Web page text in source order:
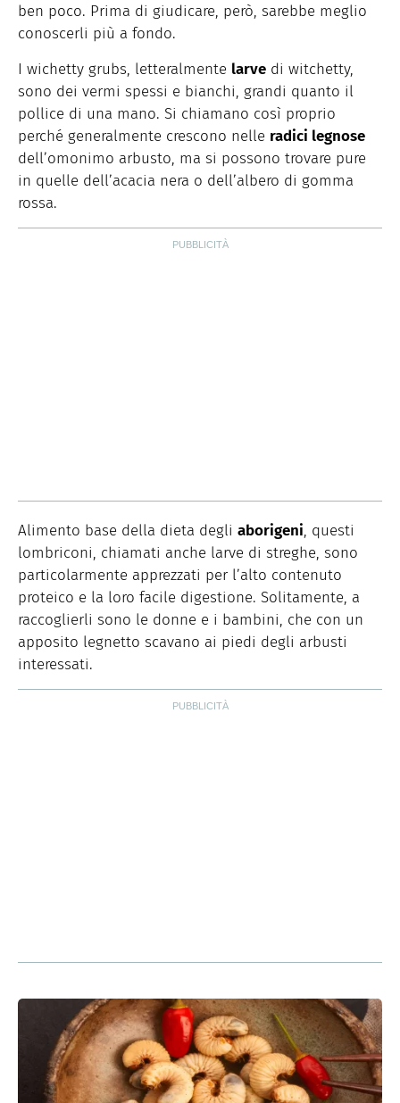
ben poco. Prima di giudicare, però, sarebbe meglio
conoscerli più a fondo.
I wichetty grubs, letteralmente larve di witchetty,
sono dei vermi spessi e bianchi, grandi quanto il
pollice di una mano. Si chiamano così proprio
perché generalmente crescono nelle radici legnose
dell’omonimo arbusto, ma si possono trovare pure
in quelle dell’acacia nera o dell’albero di gomma
rossa.
Alimento base della dieta degli aborigeni, questi
lombriconi, chiamati anche larve di streghe, sono
particolarmente apprezzati per l’alto contenuto
proteico e la loro facile digestione. Solitamente, a
raccoglierli sono le donne e i bambini, che con un
apposito legnetto scavano ai piedi degli arbusti
interessati.